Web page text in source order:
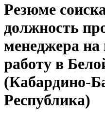
Резюме
должность
менеджера
работу в
(Кабардино-
Республика)